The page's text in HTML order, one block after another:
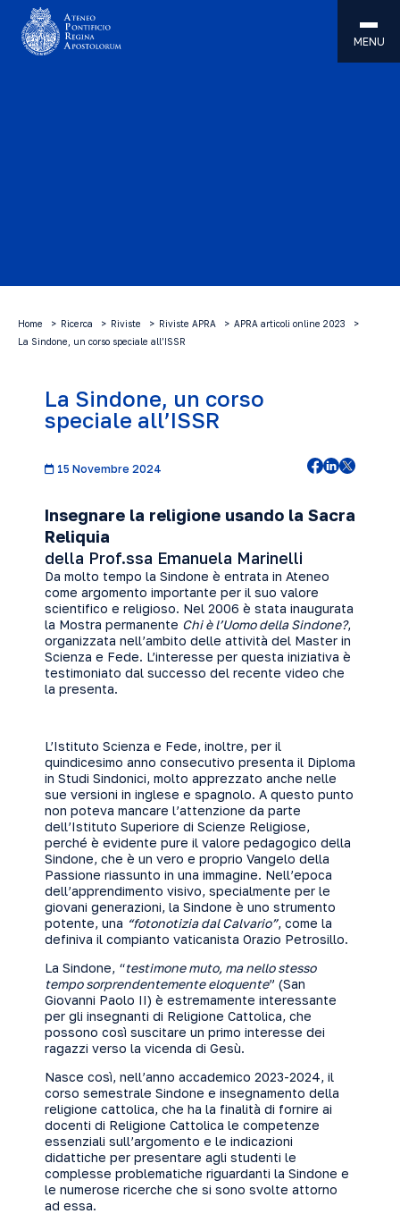
MENU
Home Ricerca Riviste Riviste APRA
APRA articoli online 2023
La Sindone, un corso speciale all’ISSR
La Sindone, un corso
speciale all’ISSR
15 Novembre 2024
Insegnare la religione usando la Sacra
Reliquia
della Prof.ssa Emanuela Marinelli
Da molto tempo la Sindone è entrata in Ateneo
come argomento importante per il suo valore
scientifico e religioso. Nel 2006 è stata inaugurata
la Mostra permanente Chi è l’Uomo della Sindone?,
organizzata nell’ambito delle attività del Master in
Scienza e Fede. L’interesse per questa iniziativa è
testimoniato dal successo del recente video che
la presenta.
L’Istituto Scienza e Fede, inoltre, per il
quindicesimo anno consecutivo presenta il Diploma
in Studi Sindonici, molto apprezzato anche nelle
sue versioni in inglese e spagnolo. A questo punto
non poteva mancare l’attenzione da parte
dell’Istituto Superiore di Scienze Religiose,
perché è evidente pure il valore pedagogico della
Sindone, che è un vero e proprio Vangelo della
Passione riassunto in una immagine. Nell’epoca
dell’apprendimento visivo, specialmente per le
giovani generazioni, la Sindone è uno strumento
potente, una “fotonotizia dal Calvario”, come la
definiva il compianto vaticanista Orazio Petrosillo.
La Sindone, “testimone muto, ma nello stesso
tempo sorprendentemente eloquente” (San
Giovanni Paolo II) è estremamente interessante
per gli insegnanti di Religione Cattolica, che
possono così suscitare un primo interesse dei
ragazzi verso la vicenda di Gesù.
Nasce così, nell’anno accademico 2023-2024, il
corso semestrale Sindone e insegnamento della
religione cattolica, che ha la finalità di fornire ai
docenti di Religione Cattolica le competenze
essenziali sull’argomento e le indicazioni
didattiche per presentare agli studenti le
complesse problematiche riguardanti la Sindone e
le numerose ricerche che si sono svolte attorno
ad essa.